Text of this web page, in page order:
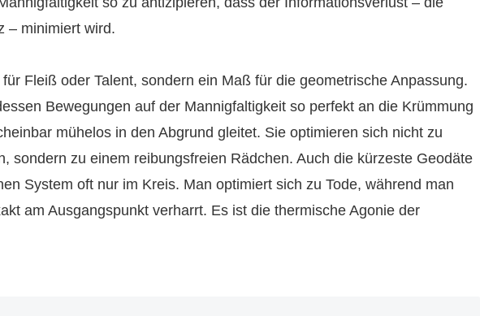
– minimiert wird.
Fleiß oder Talent, sondern ein Maß für die geometrische Anpassung.
Bewegungen auf der Mannigfaltigkeit so perfekt an die Krümmung
mühelos in den Abgrund gleitet. Sie optimieren sich nicht zu
sondern zu einem reibungsfreien Rädchen. Auch die kürzeste Geodäte
System oft nur im Kreis. Man optimiert sich zu Tode, während man
am Ausgangspunkt verharrt. Es ist die thermische Agonie der